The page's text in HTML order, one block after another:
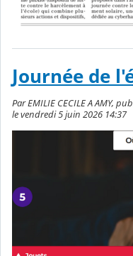
Journée de
Par EMILIE CECILE A AMY,
le vendredi 5 juin 2026 14:37